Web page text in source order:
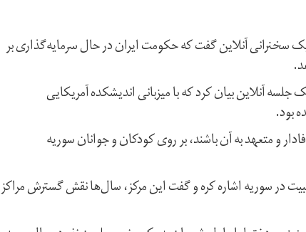
سخنرانی آنلاین گفت که حکومت ایران در حال سرمایه‌گذاری بر
آنلاین بیان کرد که با میزبانی اندیشکده آمریکایی
بود.
و متعهد به آن باشند، بر روی کودکان و جوانان سوریه
در سوریه اشاره کره و گفت این مرکز، سال‌ها نقش گسترش مراکز